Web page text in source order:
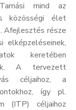
mind az
közösségi élet
Afejlesztés része
elképzeléseinek,
keretében
A tervezett
céljaihoz, a
így pl.
(ITP) céljaihoz